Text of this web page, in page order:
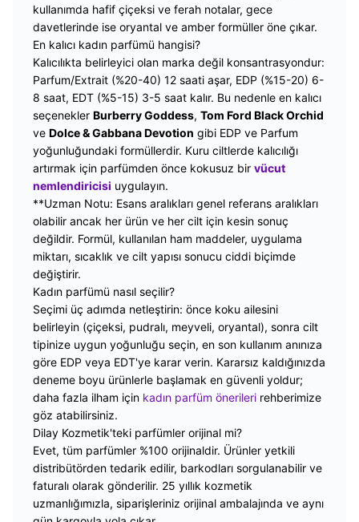
kullanımda hafif çiçeksi ve ferah notalar, gece
davetlerinde ise oryantal ve amber formüller öne çıkar.
En kalıcı kadın parfümü hangisi?
Kalıcılıkta belirleyici olan marka değil konsantrasyondur:
Parfum/Extrait (%20-40) 12 saati aşar, EDP (%15-20) 6-
8 saat, EDT (%5-15) 3-5 saat kalır. Bu nedenle en kalıcı
seçenekler Burberry Goddess, Tom Ford Black Orchid
ve Dolce & Gabbana Devotion gibi EDP ve Parfum
yoğunluğundaki formüllerdir. Kuru ciltlerde kalıcılığı
artırmak için parfümden önce kokusuz bir vücut
nemlendiricisi uygulayın.
**Uzman Notu: Esans aralıkları genel referans aralıkları
olabilir ancak her ürün ve her cilt için kesin sonuç
değildir. Formül, kullanılan ham maddeler, uygulama
miktarı, sıcaklık ve cilt yapısı sonucu ciddi biçimde
değiştirir.
Kadın parfümü nasıl seçilir?
Seçimi üç adımda netleştirin: önce koku ailesini
belirleyin (çiçeksi, pudralı, meyveli, oryantal), sonra cilt
tipinize uygun yoğunluğu seçin, en son kullanım anınıza
göre EDP veya EDT'ye karar verin. Kararsız kaldığınızda
deneme boyu ürünlerle başlamak en güvenli yoldur;
daha fazla ilham için kadın parfüm önerileri rehberimize
göz atabilirsiniz.
Dilay Kozmetik'teki parfümler orijinal mi?
Evet, tüm parfümler %100 orijinaldir. Ürünler yetkili
distribütörden tedarik edilir, barkodları sorgulanabilir ve
faturalı olarak gönderilir. 25 yıllık kozmetik
uzmanlığımızla, siparişleriniz orijinal ambalajında ve aynı